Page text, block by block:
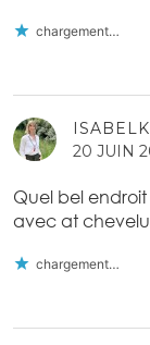
chargement…
20 JUIN
Quel bel
avec at
chargement…